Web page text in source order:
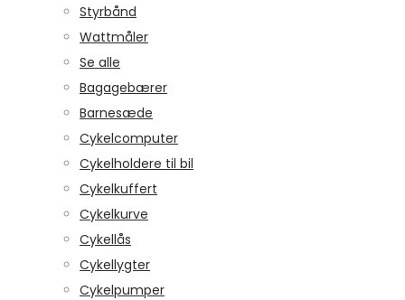
Styrbånd
Wattmåler
Se alle
Bagagebærer
Barnesæde
Cykelcomputer
Cykelholdere til bil
Cykelkuffert
Cykelkurve
Cykellås
Cykellygter
Cykelpumper